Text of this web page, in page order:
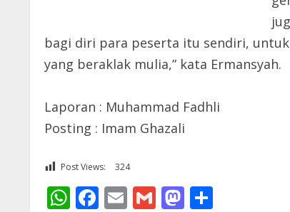
bagi diri para peserta itu sendiri,
yang beraklak mulia,” kata Ermansyah.
Laporan : Muhammad Fadhli
Posting : Imam Ghazali
Post Views: 324
WhatsApp
Facebook
EmailGmailMastodon